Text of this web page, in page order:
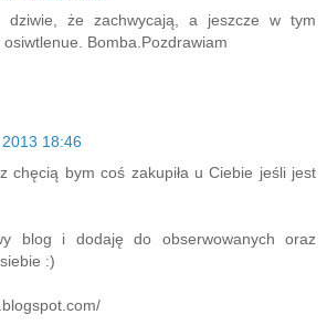
dziwie, że zachwycają, a jeszcze w tym
Bomba.Pozdrawiam
18:46
chęcią bym coś zakupiła u Ciebie jeśli jest
blog i dodaję do obserwowanych oraz
:)